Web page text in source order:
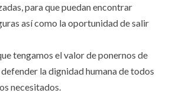
para que puedan encontrar
así como la oportunidad de salir
tengamos el valor de ponernos de
la dignidad humana de todos
necesitados.